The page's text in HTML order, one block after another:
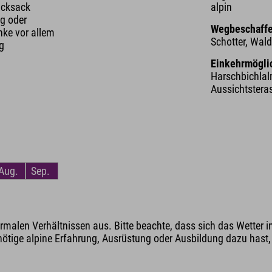
oder
vor allem
Sep.
alpin
Schotter,
Verhältnissen aus. Bitte beachte, dass sich das Wetter
alpine Erfahrung, Ausrüstung oder Ausbildung dazu